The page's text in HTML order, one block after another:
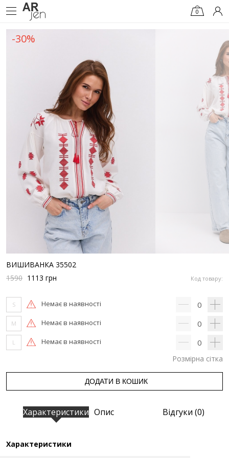
0
-30%
ВИШИВАНКА 35502
Код товару:
1590 1113 грн
S Немає в наявності 0
M Немає в наявності 0
L Немає в наявності 0
Розмірна сітка
ДОДАТИ В КОШИК
Характеристики Опис Відгуки (0)
Характеристики